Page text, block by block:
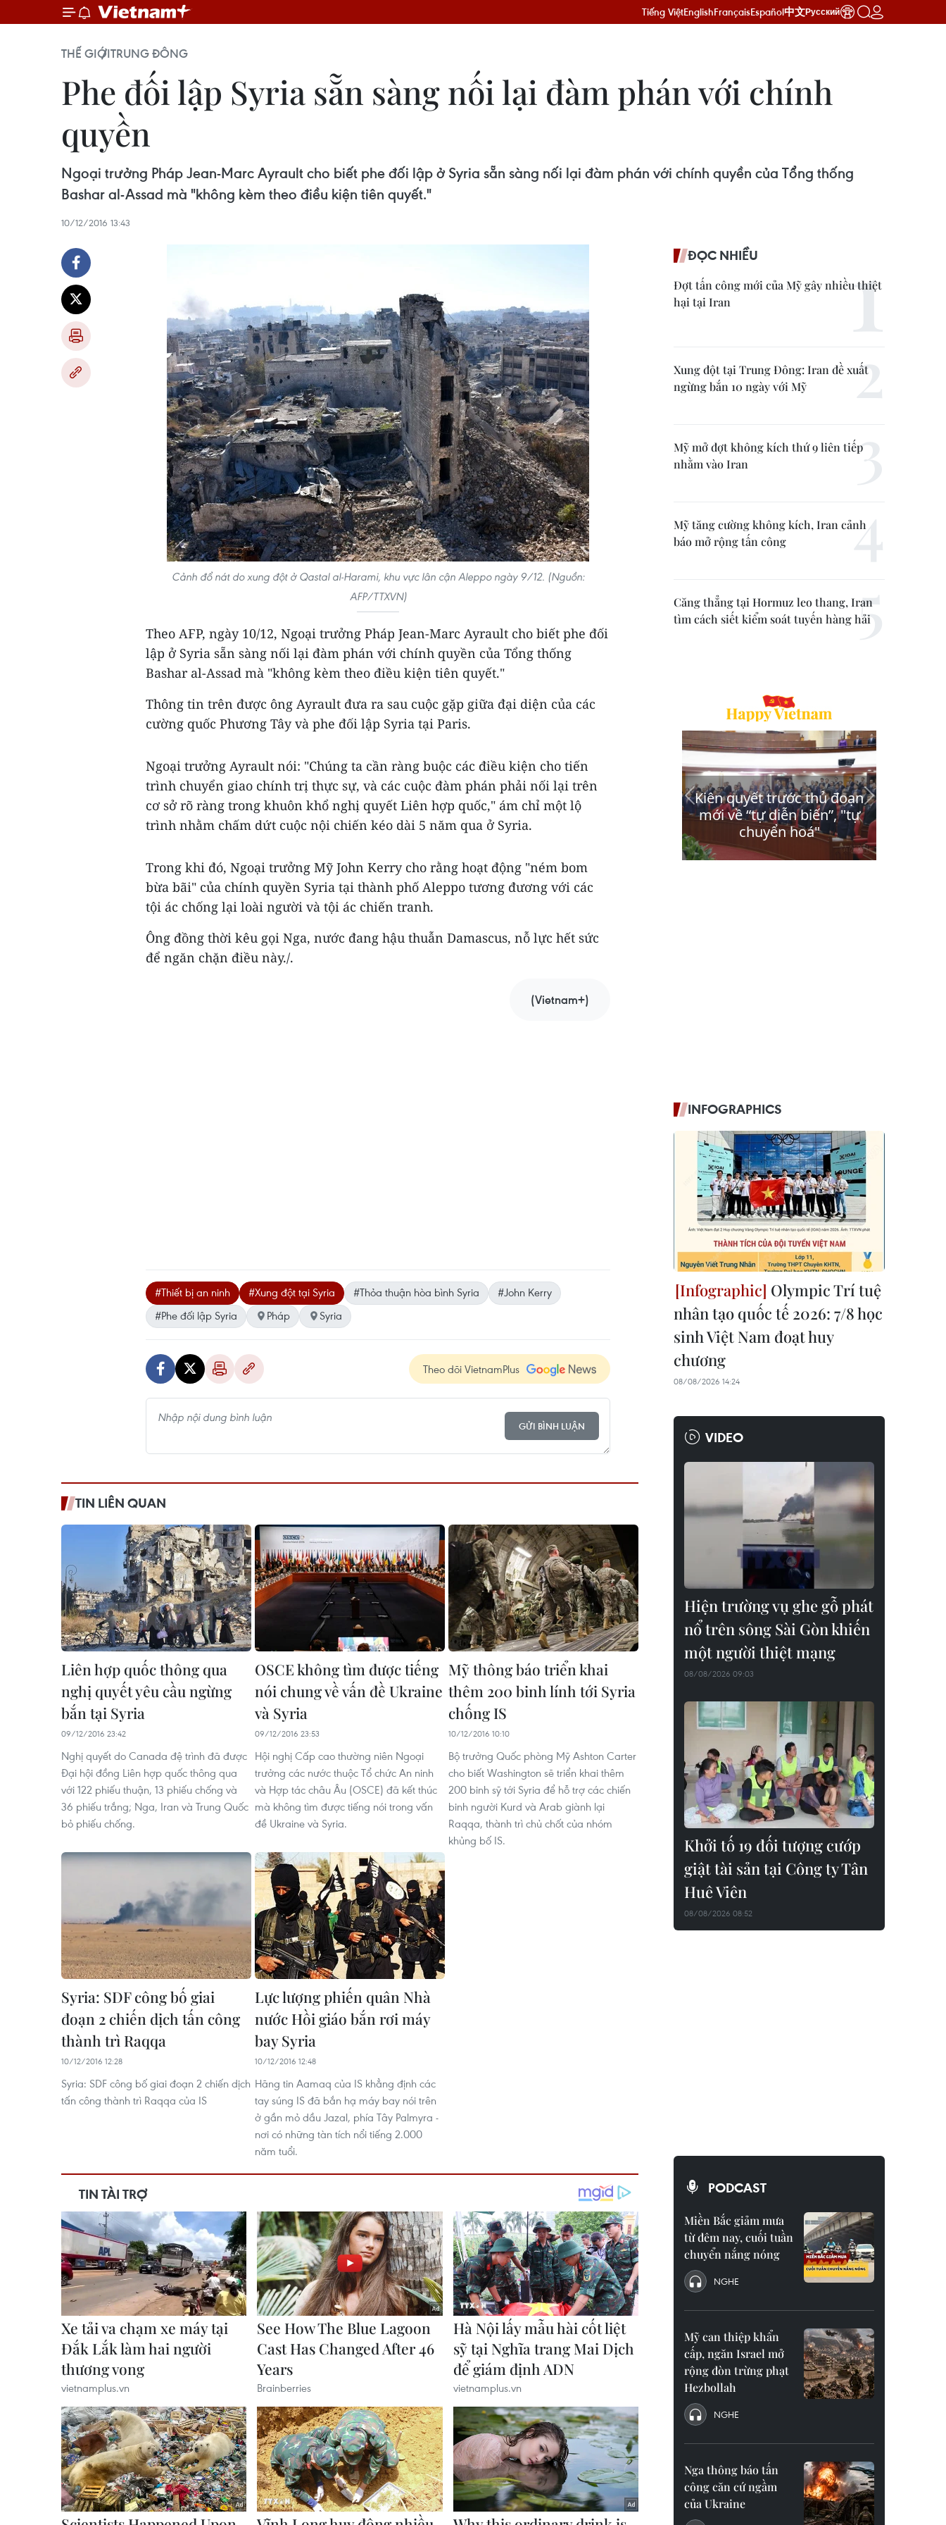
Tiếng ViệtEnglishFrançaisEspañol中文Русский
THẾ GIỚITRUNG ĐÔNG
Phe đối lập Syria sẵn sàng nối lại đàm phán với chính
quyền
Ngoại trưởng Pháp Jean-Marc Ayrault cho biết phe đối lập ở Syria sẵn sàng nối lại đàm phán với chính quyền của Tổng thống
Bashar al-Assad mà "không kèm theo điều kiện tiên quyết."
10/12/2016 13:43
Cảnh đổ nát do xung đột ở Qastal al-Harami, khu vực lân cận Aleppo ngày 9/12. (Nguồn:
AFP/TTXVN)
Theo AFP, ngày 10/12, Ngoại trưởng Pháp Jean-Marc Ayrault cho biết phe đối
lập ở Syria sẵn sàng nối lại đàm phán với chính quyền của Tổng thống
Bashar al-Assad mà "không kèm theo điều kiện tiên quyết."
Thông tin trên được ông Ayrault đưa ra sau cuộc gặp giữa đại diện của các
cường quốc Phương Tây và phe đối lập Syria tại Paris.
Ngoại trưởng Ayrault nói: "Chúng ta cần ràng buộc các điều kiện cho tiến
trình chuyển giao chính trị thực sự, và các cuộc đàm phán phải nối lại trên
cơ sở rõ ràng trong khuôn khổ nghị quyết Liên hợp quốc," ám chỉ một lộ
trình nhằm chấm dứt cuộc nội chiến kéo dài 5 năm qua ở Syria.
Trong khi đó, Ngoại trưởng Mỹ John Kerry cho rằng hoạt động "ném bom
bừa bãi" của chính quyền Syria tại thành phố Aleppo tương đương với các
tội ác chống lại loài người và tội ác chiến tranh.
Ông đồng thời kêu gọi Nga, nước đang hậu thuẫn Damascus, nỗ lực hết sức
để ngăn chặn điều này./.
(Vietnam+)
#Thiết bị an ninh #Xung đột tại Syria #Thỏa thuận hòa bình Syria
#John Kerry
#Phe đối lập Syria
Pháp Syria
Theo dõi VietnamPlus
GỬI BÌNH LUẬN
TIN LIÊN QUAN
Liên hợp quốc thông qua
nghị quyết yêu cầu ngừng
bắn tại Syria
09/12/2016 23:42
Nghị quyết do Canada đệ trình đã được
Đại hội đồng Liên hợp quốc thông qua
với 122 phiếu thuận, 13 phiếu chống và
36 phiếu trắng; Nga, Iran và Trung Quốc
bỏ phiếu chống.
OSCE không tìm được tiếng
nói chung về vấn đề Ukraine
và Syria
09/12/2016 23:53
Hội nghị Cấp cao thường niên Ngoại
trưởng các nước thuộc Tổ chức An ninh
và Hợp tác châu Âu (OSCE) đã kết thúc
mà không tìm được tiếng nói trong vấn
đề Ukraine và Syria.
Mỹ thông báo triển khai
thêm 200 binh lính tới Syria
chống IS
10/12/2016 10:10
Bộ trưởng Quốc phòng Mỹ Ashton Carter
cho biết Washington sẽ triển khai thêm
200 binh sỹ tới Syria để hỗ trợ các chiến
binh người Kurd và Arab giành lại
Raqqa, thành trì chủ chốt của nhóm
khủng bố IS.
Syria: SDF công bố giai
đoạn 2 chiến dịch tấn công
thành trì Raqqa
10/12/2016 12:28
Syria: SDF công bố giai đoạn 2 chiến dịch
tấn công thành trì Raqqa của IS
Lực lượng phiến quân Nhà
nước Hồi giáo bắn rơi máy
bay Syria
10/12/2016 12:48
Hãng tin Aamaq của IS khẳng định các
tay súng IS đã bắn hạ máy bay nói trên
ở gần mỏ dầu Jazal, phía Tây Palmyra -
nơi có những tàn tích nổi tiếng 2.000
năm tuổi.
ĐỌC NHIỀU
Đợt tấn công mới của Mỹ gây nhiều thiệt
hại tại Iran
Xung đột tại Trung Đông: Iran đề xuất
ngừng bắn 10 ngày với Mỹ
Mỹ mở đợt không kích thứ 9 liên tiếp
nhằm vào Iran
Mỹ tăng cường không kích, Iran cảnh
báo mở rộng tấn công
Căng thẳng tại Hormuz leo thang, Iran
tìm cách siết kiểm soát tuyến hàng hải
INFOGRAPHICS
Olympic Trí tuệ
nhân tạo quốc tế 2026: 7/8 học
sinh Việt Nam đoạt huy
chương
08/08/2026 14:24
VIDEO
Hiện trường vụ ghe gỗ phát
nổ trên sông Sài Gòn khiến
một người thiệt mạng
08/08/2026 09:03
Khởi tố 19 đối tượng cướp
giật tài sản tại Công ty Tân
Huê Viên
08/08/2026 08:52
PODCAST
Miền Bắc giảm mưa
từ đêm nay, cuối tuần
chuyển nắng nóng
NGHE
Mỹ can thiệp khẩn
cấp, ngăn Israel mở
rộng đòn trừng phạt
Hezbollah
NGHE
Nga thông báo tấn
công căn cứ ngầm
của Ukraine